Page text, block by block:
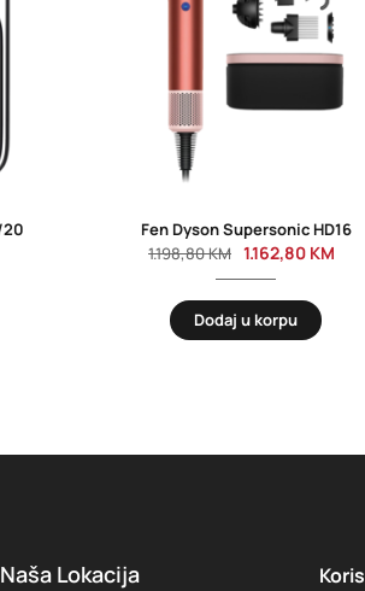
20
Fen Dyson Supersonic HD16
1.198,80KM 1.162,80 KM
Dodaj u korpu
Naša Lokacija